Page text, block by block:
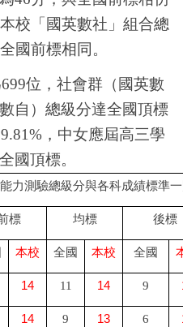
校「國英數社」組合總
國前標相同。
699位，社會群（國英數
自）總級分達全國頂標
，中女應屆高三學
國頂標。
力測驗總級分與各科成績標準
標 均標 後標
本校 全國 本校 全國
14 11 14 9
14 9 13 6